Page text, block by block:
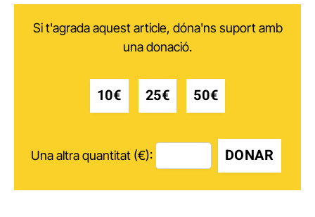
Si t'agrada aquest article, dóna'ns suport amb
una donació.
10€ 25€ 50€
Una altra quantitat (€): DONAR